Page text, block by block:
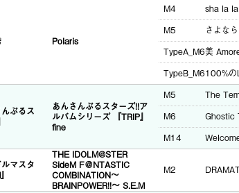
Polaris
M4 sha la la
M5
さよなら
TypeA_M6美
TypeB_M6100%
んぶるス
あんさんぶるスターズ!!ア
ルバムシリーズ 『TRIP』
fine
M5 The
M6
Ghostic
M14
ルマスタ
THE IDOLM@STER
SideM F＠NTASTIC
COMBINATION～
BRAINPOWER!!～ S.E.M
M2